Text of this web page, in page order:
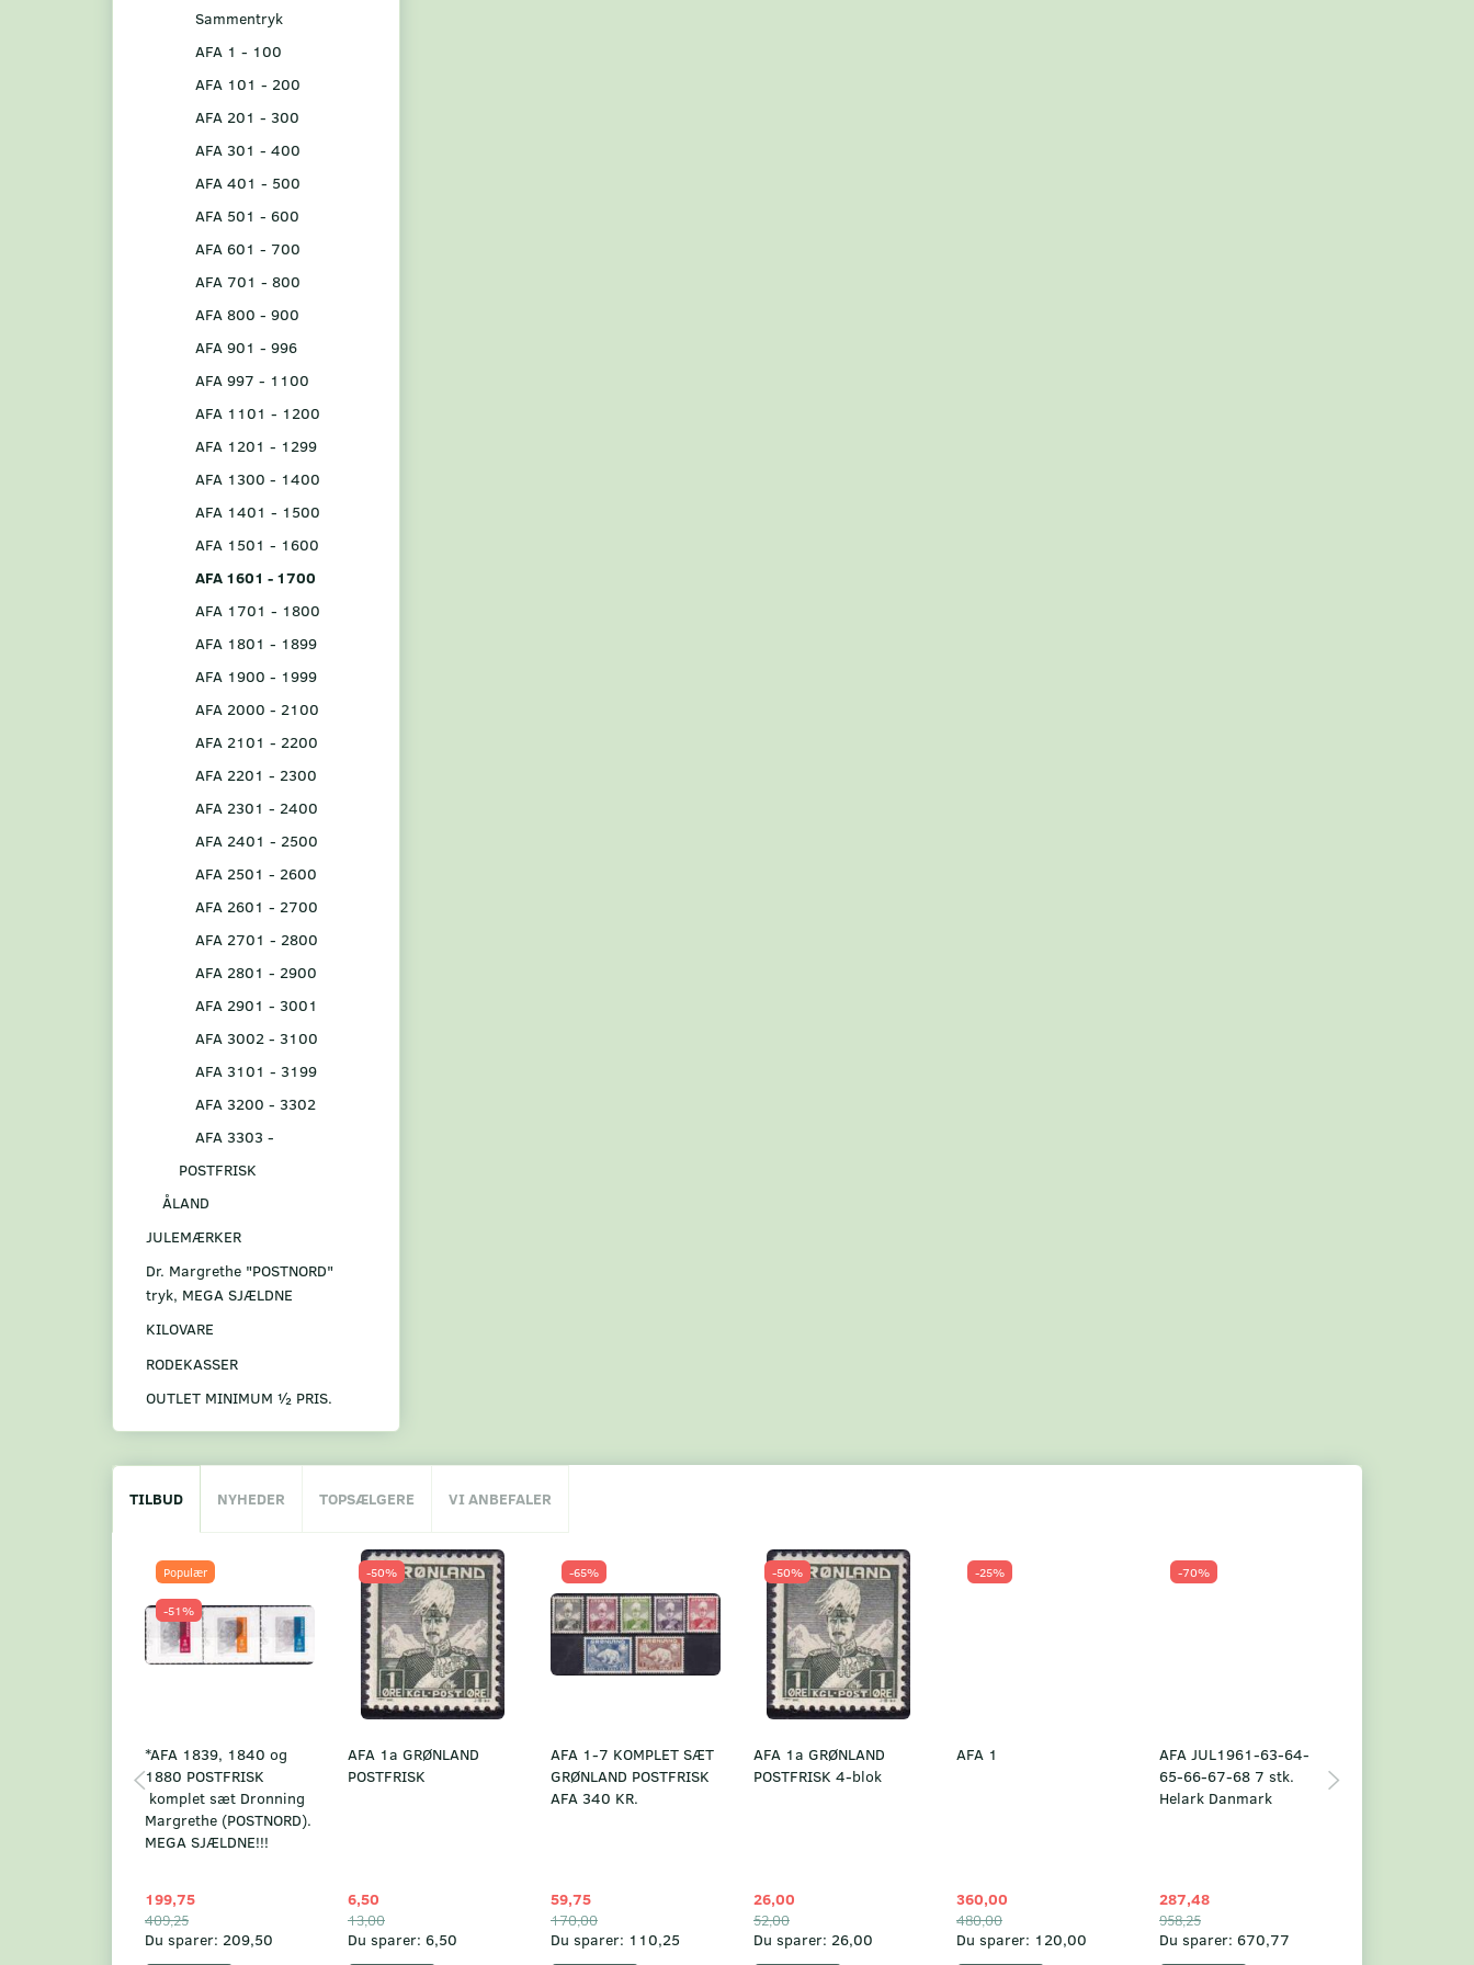
Sammentryk
AFA 1 - 100
AFA 101 - 200
AFA 201 - 300
AFA 301 - 400
AFA 401 - 500
AFA 501 - 600
AFA 601 - 700
AFA 701 - 800
AFA 800 - 900
AFA 901 - 996
AFA 997 - 1100
AFA 1101 - 1200
AFA 1201 - 1299
AFA 1300 - 1400
AFA 1401 - 1500
AFA 1501 - 1600
AFA 1601 - 1700
AFA 1701 - 1800
AFA 1801 - 1899
AFA 1900 - 1999
AFA 2000 - 2100
AFA 2101 - 2200
AFA 2201 - 2300
AFA 2301 - 2400
AFA 2401 - 2500
AFA 2501 - 2600
AFA 2601 - 2700
AFA 2701 - 2800
AFA 2801 - 2900
AFA 2901 - 3001
AFA 3002 - 3100
AFA 3101 - 3199
AFA 3200 - 3302
AFA 3303 -
POSTFRISK
ÅLAND
JULEMÆRKER
Dr. Margrethe "POSTNORD"
tryk, MEGA SJÆLDNE
KILOVARE
RODEKASSER
OUTLET MINIMUM ½ PRIS.
TILBUD NYHEDER TOPSÆLGERE VI ANBEFALER
Populær
-51%
*AFA 1839, 1840 og
1880 POSTFRISK
komplet sæt Dronning
Margrethe (POSTNORD).
MEGA SJÆLDNE!!!
199,75
409,25
Du sparer: 209,50
-50%
AFA 1a GRØNLAND
POSTFRISK
6,50
13,00
Du sparer: 6,50
-65%
AFA 1-7 KOMPLET SÆT
GRØNLAND POSTFRISK
AFA 340 KR.
59,75
170,00
Du sparer: 110,25
-50%
AFA 1a GRØNLAND
POSTFRISK 4-blok
26,00
52,00
Du sparer: 26,00
-25%
AFA 1
360,00
480,00
Du sparer: 120,00
-70%
AFA JUL1961-63-64-
65-66-67-68 7 stk.
Helark Danmark
287,48
958,25
Du sparer: 670,77